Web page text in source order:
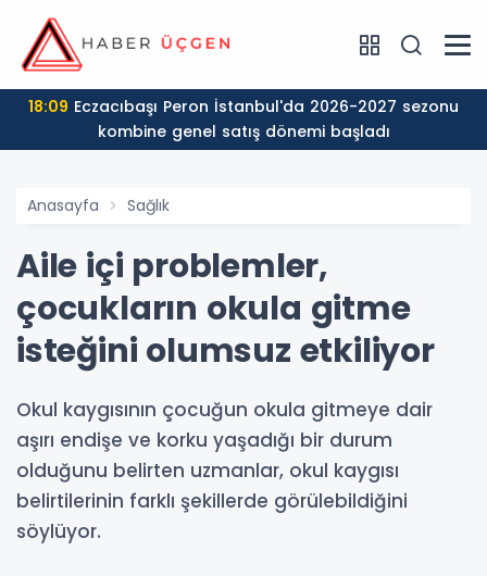
18:09
kombine genel satış dönemi başladı
Anasayfa Sağlık
Aile içi problemler,
çocukların okula gitme
isteğini olumsuz etkiliyor
Okul kaygısının çocuğun okula gitmeye dair
aşırı endişe ve korku yaşadığı bir durum
olduğunu belirten uzmanlar, okul kaygısı
belirtilerinin farklı şekillerde görülebildiğini
söylüyor.